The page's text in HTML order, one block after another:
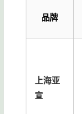
品牌
上海亚
宣